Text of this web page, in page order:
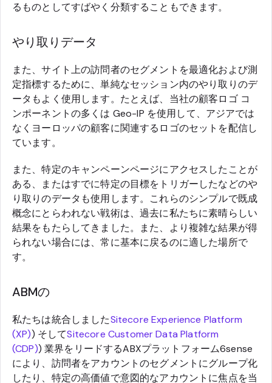
るものとしてすばやく分類することもできます。
やり取りデータ
また、サイト上の訪問者のセグメントを最適化および測
定指標するために、単純なセッション内のやり取りのデ
ータもよく使用します。たとえば、当社の顧客ロゴ コ
ンポーネントの多くは Geo-IP を使用して、アジアでは
なくヨーロッパの顧客に関連するロゴのセットを配信し
ています。
また、特定のキャンペーンページにアクセスしたことが
ある、またはすでに特定の目標をトリガーしたなどのや
り取りのデータも使用します。これらのシンプルで既成
概念にとらわれない戦術は、過去に私たちに素晴らしい
結果をもたらしてきました。また、より複雑な結果が得
られない場合には、常に基本に戻るのに適した場所で
す。
ABMの
私たちは統合しましたSitecore Experience Platform
(XP)) そしてSitecore Customer Data Platform
(CDP)) 業界をリードするABXプラットフォーム6sense
により、訪問者をアカウントのセグメントにグループ化
したり、特定の高価値で意図的なアカウントに焦点を当